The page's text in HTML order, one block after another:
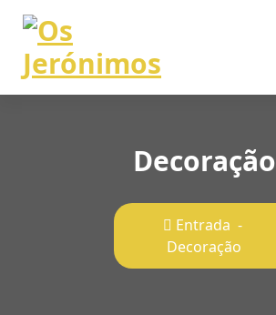
Skip
content
Decoração
Entrada -
Decoração